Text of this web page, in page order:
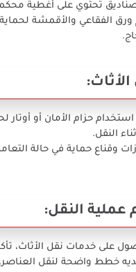
تحتوي على أغطية
الفقاعي والأقمشة
الأثاث:
حزام الأمان أو أوتار
النقل.
وقناع حماية في حالة
عملية النقل:
على خدمات نقل الأثاث،
خطط واضحة لنقل العناصر.